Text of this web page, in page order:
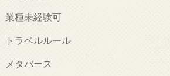
業種未経験可
トラベルルール
メタバース